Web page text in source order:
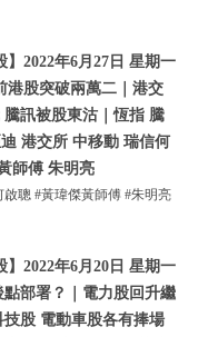
】2022年6月27日 星期一
港股突破兩萬二｜港交
騰訊被股東沽｜恆指 騰
港交所 中移動 瑞信何
師傅 朱明亮
啟聰 #黃瑋傑黃師傅 #朱明亮
】2022年6月20日 星期一
點部署？｜電力股回升繼
技股 電動車股各有捧場